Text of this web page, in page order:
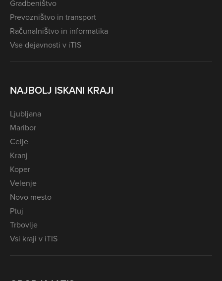
Gradbeništvo
Prevozništvo in transport
Računalništvo in informatika
Vse dejavnosti v iTIS
NAJBOLJ ISKANI KRAJI
Ljubljana
Maribor
Celje
Kranj
Koper
Velenje
Novo mesto
Ptuj
Trbovlje
Vsi kraji v iTIS